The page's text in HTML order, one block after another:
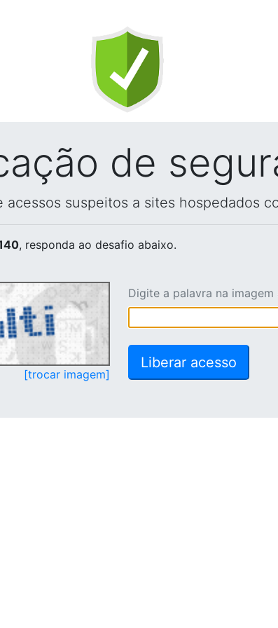
de
suspeitos a sites hospedados
, responda ao desafio abaixo.
[trocar imagem]
Digite a palavra na